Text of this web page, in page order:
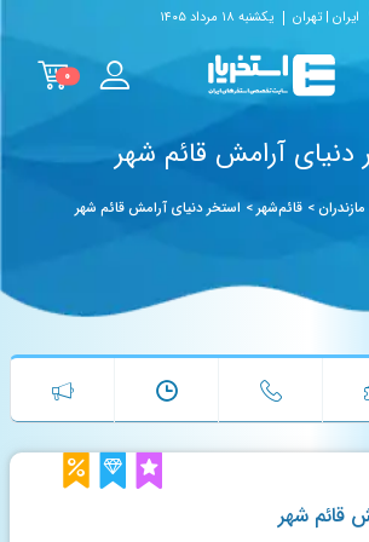
ایران | تهران یکشنبه ۱۸ مرداد ۱۴۰۵
۰
دنیای آرامش قائم شهر
> قائم‌شهر> استخر دنیای آرامش قائم شهر
قائم شهر